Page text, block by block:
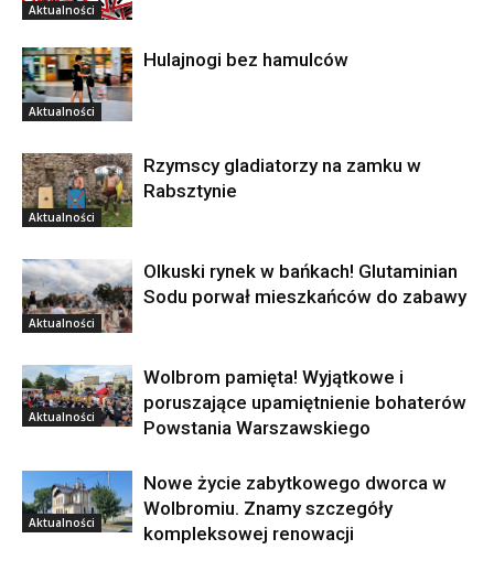
Aktualności
Aktualności
Hulajnogi bez hamulców
Aktualności
Rzymscy gladiatorzy na zamku w
Rabsztynie
Aktualności
Olkuski rynek w bańkach! Glutaminian
Sodu porwał mieszkańców do zabawy
Aktualności
Wolbrom pamięta! Wyjątkowe i
poruszające upamiętnienie bohaterów
Powstania Warszawskiego
Aktualności
Nowe życie zabytkowego dworca w
Wolbromiu. Znamy szczegóły
kompleksowej renowacji